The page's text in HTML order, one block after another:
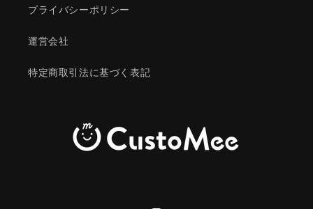
プライバシーポリシー
運営会社
特定商取引法に基づく表記